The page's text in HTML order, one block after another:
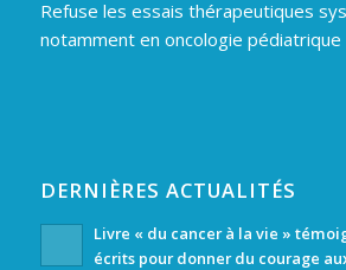
Refuse les essais thérapeutiques
notamment en oncologie pédiatrique
DERNIÈRES ACTUALITÉS
Livre « du cancer à la vie »
écrits pour donner du courage